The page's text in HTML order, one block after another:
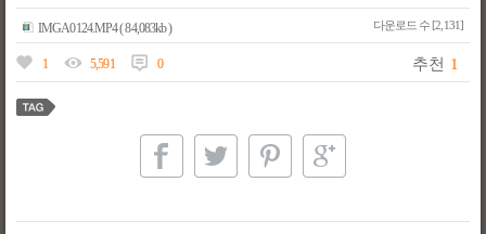
IMGA0124.MP4 ( 84,083kb ) 다운로드 수 [2,131]
1 5,591 0 추천 1